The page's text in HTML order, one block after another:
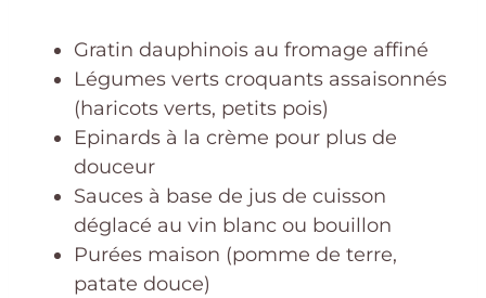
Gratin dauphinois au fromage affiné
Légumes verts croquants assaisonnés
(haricots verts, petits pois)
Epinards à la crème pour plus de
douceur
Sauces à base de jus de cuisson
déglacé au vin blanc ou bouillon
Purées maison (pomme de terre,
patate douce)